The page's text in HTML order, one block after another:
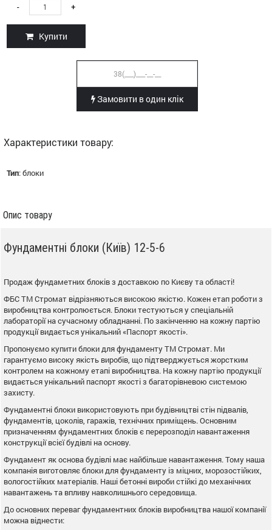
- +
Купити
Замовити в один клік
Характеристики товару:
Тип:блоки
Опис товару
Фундаментні блоки (Київ) 12-5-6
Продаж фундаметних блоків з доставкою по Києву та області!
ФБС ТМ Стромат відрізняються високою якістю. Кожен етап роботи з
виробництва контролюється. Блоки тестуються у спеціальній
лабораторії на сучасному обладнанні. По закінченню на кожну партію
продукції видається унікальний «Паспорт якості».
Пропонуємо купити блоки для фундаменту ТМ Стромат. Ми
гарантуємо високу якість виробів, що підтверджується жорстким
контролем на кожному етапі виробництва. На кожну партію продукції
видається унікальний паспорт якості з багаторівневою системою
захисту.
Фундаментні блоки використовують при будівництві стін підвалів,
фундаментів, цоколів, гаражів, технічних приміщень. Основним
призначенням фундаментних блоків є перерозподіл навантаження
конструкції всієї будівлі на основу.
Фундамент як основа будівлі має найбільше навантаження. Тому наша
компанія виготовляє блоки для фундаменту із міцних, морозостійких,
вологостійких матеріалів. Наші бетонні вироби стійкі до механічних
навантажень та впливу навколишнього середовища.
До основних переваг фундаментних блоків виробництва нашої компанії
можна віднести: